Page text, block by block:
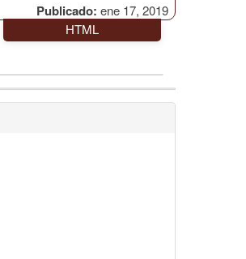
Publicado: ene 17, 2019
HTML